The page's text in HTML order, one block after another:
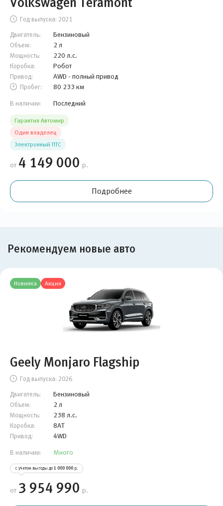
Год выпуска: 2021
Двигатель: Бензиновый
Объем: 2 л
Мощность: 220 л.с.
Коробка: Робот
Привод: AWD - полный привод
Пробег: 80 233 км
В наличии: Последний
Гарантия Автомир
Один владелец
Электронный ПТС
от 4 149 000 р.
Подробнее
Рекомендуем новые авто
Новинка Акция
Geely Monjaro Flagship
Год выпуска: 2026
Двигатель: Бензиновый
Объем: 2 л
Мощность: 238 л.с.
Коробка: 8AT
Привод: 4WD
В наличии: Много
с учетом выгоды до 1 000 000 р.
от 3 954 990 р.